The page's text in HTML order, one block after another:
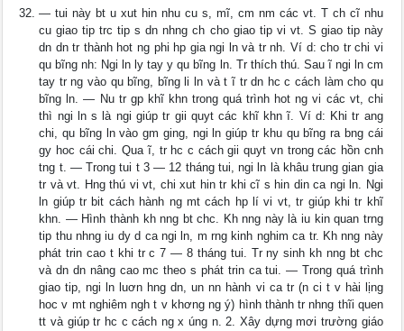
— tui này bt u xut hin nhu cu s, mĩ, cm nm các vt. T ch cĩ nhu
cu giao tip trc tip s dn nhng ch cho giao tip vi vt. S giao tip này
dn dn tr thành hot ng phi hp gia ngi ln và tr nh. Ví d: cho tr chi vi
qu bĩng nh: Ngi ln ly tay y qu bĩng ln. Tr thích thú. Sau ĩ ngi ln cm
tay tr ng vào qu bĩng, bĩng li ln và t ĩ tr dn hc c cách làm cho qu
bĩng ln. — Nu tr gp khĩ khn trong quá trình hot ng vi các vt, chi
thì ngi ln s là ngi giúp tr gii quyt các khĩ khn ĩ. Ví d: Khi tr ang
chi, qu bĩng ln vào gm ging, ngi ln giúp tr khu qu bĩng ra bng cái
gy hoc cái chi. Qua ĩ, tr hc c cách gii quyt vn trong các hồn cnh
tng t. — Trong tui t 3 — 12 tháng tui, ngi ln là khâu trung gian gia
tr và vt. Hng thú vi vt, chi xut hin tr khi cĩ s hin din ca ngi ln. Ngi
ln giúp tr bit cách hành ng mt cách hp lí vi vt, tr giúp khi tr khĩ
khn. — Hình thành kh nng bt chc. Kh nng này là iu kin quan trng
tip thu nhng iu dy d ca ngi ln, m rng kinh nghim ca tr. Kh nng này
phát trin cao t khi tr c 7 — 8 tháng tui. Tr ny sinh kh nng bt chc
và dn dn nâng cao mc theo s phát trin ca tui. — Trong quá trình
giao tip, ngi ln luơn hng dn, un nn hành vi ca tr (n ci t v hài lịng
hoc v mt nghiêm ngh t v khơng ng ý) hình thành tr nhng thĩi quen
tt và giúp tr hc c cách ng x úng n. 2. Xây dựng mơi trường giáo